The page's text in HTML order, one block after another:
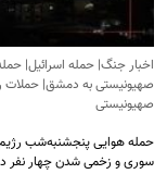
اخبار جنگ| حمله اسرائیل|
صهیونیستی به دمشق| حملات
صهیونیستی
حمله هوایی پنجشنبه‌شب
سوری و زخمی شدن چهار نفر